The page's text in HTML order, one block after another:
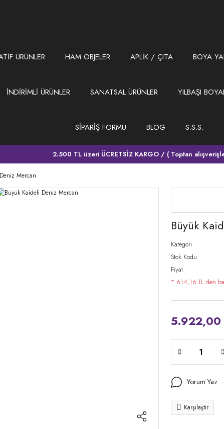
ÜRÜNLER HAM OBJELER APLİK / ÇITA BOYA
İNDİRİMLİ ÜRÜNLER SANATSAL ÜRÜNLER YILBAŞI
SİPARİŞ FORMU BLOG S.S.S.
2.500 TL üzeri ÜCRETSİZ KARGO / ( Toptan
Mercan
Büyük
Kategori
Stok Kodu
Fiyat
* 614,16 TL den
5.922,00
Yorum Yaz
Karşılaştır